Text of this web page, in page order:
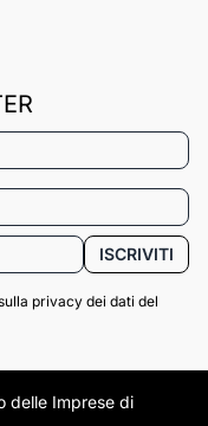
ISCRIVITI
privacy dei dati del
delle Imprese di